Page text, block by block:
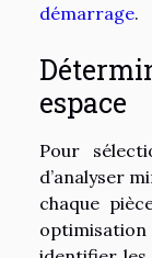
démarrage.
espace
Pour
d’analyser
chaque
optimisation